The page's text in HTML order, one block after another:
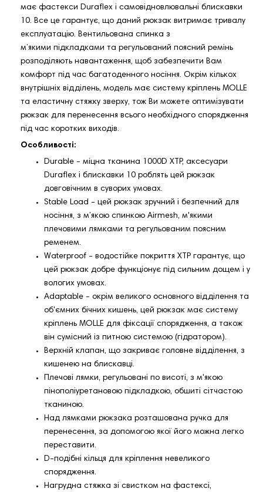
має фастекси Duraflex і самовідновлювальні блискавки
10. Все це гарантує, що даний рюкзак витримає тривалу
експлуатацію. Вентильована спинка з
м’якими підкладками та регульований поясний ремінь
розподіляють навантаження, щоб забезпечити Вам
комфорт під час багатоденного носіння. Окрім кількох
внутрішніх відділень, модель має систему кріплень MOLLE
та еластичну стяжку зверху, тож Ви можете оптимізувати
рюкзак для перенесення всього необхідного спорядження
під час коротких виходів.
Особливості:
Durable - міцна тканина 1000D XTP, аксесуари
Duraflex і блискавки 10 роблять цей рюкзак
довговічним в суворих умовах.
Stable Load - цей рюкзак зручний і безпечний для
носіння, з м’якою спинкою Airmesh, м'якими
плечовими лямками та регульованим поясним
ременем.
Waterproof - водостійке покриття XTP гарантує, що
цей рюкзак добре функціонує під сильним дощем і у
вологих умовах.
Adaptable - окрім великого основного відділення та
об'ємних бічних кишень, цей рюкзак має систему
кріплень MOLLE для фіксації спорядження, а також
він сумісний із питною системою (гідратором).
Верхній клапан, що закриває головне відділення, з
кишенею на блискавці.
Плечові лямки, регульовані по висоті, з м'якою
пінополіуретановою підкладкою, обшиті сітчастою
тканиною.
Над лямками рюкзака розташована ручка для
перенесення, за допомогою якої його можна легко
переставити.
D-подібні кільця для кріплення невеликого
спорядження.
Нагрудна стяжка зі свистком на фастексі,